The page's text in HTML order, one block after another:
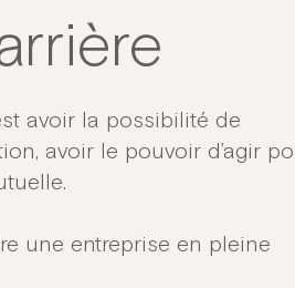
avoir la possibilité de
avoir le pouvoir d’agir
une entreprise en pleine